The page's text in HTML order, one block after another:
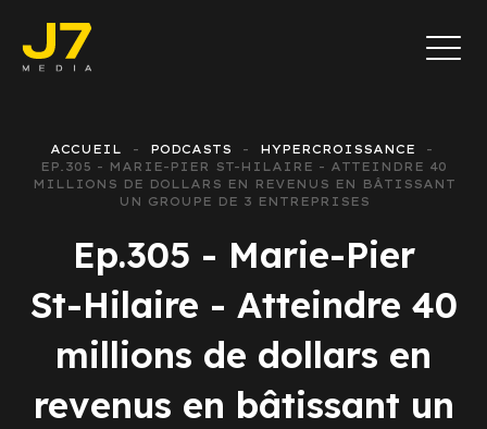
ACCUEIL PODCASTS
HYPERCROISSANCE
EP.305 - MARIE-PIER ST-HILAIRE - ATTEINDRE 40
MILLIONS DE DOLLARS EN REVENUS EN BÂTISSANT
UN GROUPE DE 3 ENTREPRISES
Ep.305 - Marie-Pier
St-Hilaire - Atteindre 40
millions de dollars en
revenus en bâtissant un